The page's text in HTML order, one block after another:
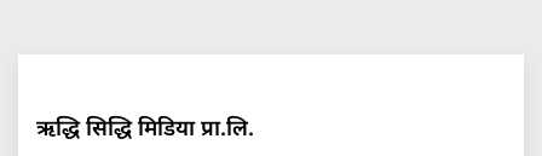
ऋद्धि सिद्धि मिडिया प्रा.लि.